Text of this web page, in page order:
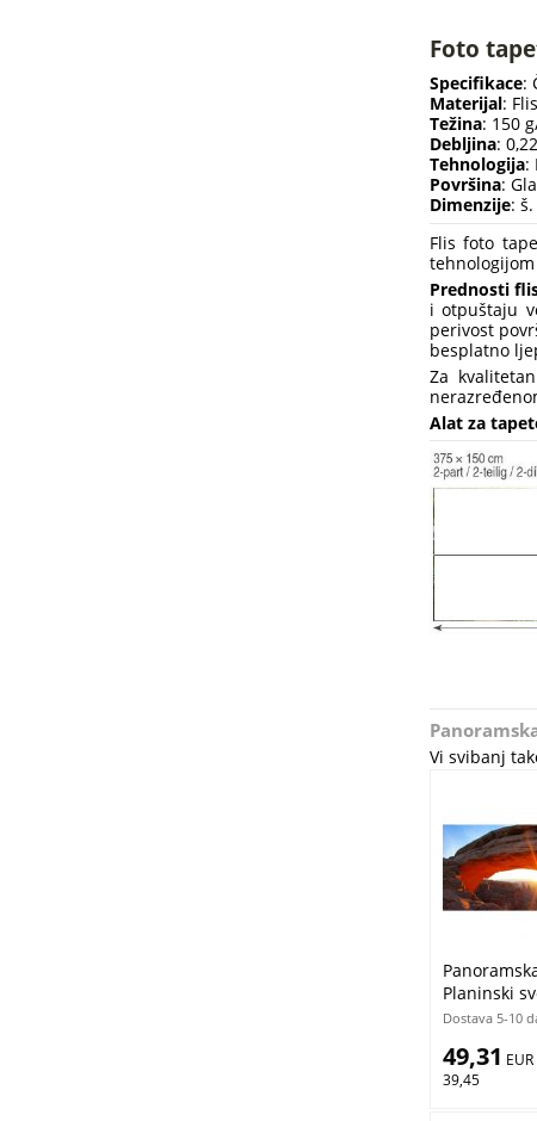
Foto
Specifikace:
Materijal: Flis
Težina: 150
Debljina:
Tehnologija:
Površina:
Dimenzije: š.
Flis foto
Prednosti
i otpuštaju
perivost
besplatno
Za
Alat za
Vi svibanj
Planinski
x 150 cm
Dostava 5-10
49,31 EUR
39,45